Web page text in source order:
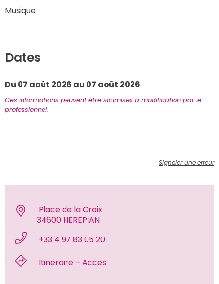
Musique
Dates
Du 07 août 2026 au 07 août 2026
Ces informations peuvent être soumises à modification par le
professionnel.
Signaler une erreur
Place de la Croix
34600 HEREPIAN
+33 4 97 83 05 20
Itinéraire – Accès